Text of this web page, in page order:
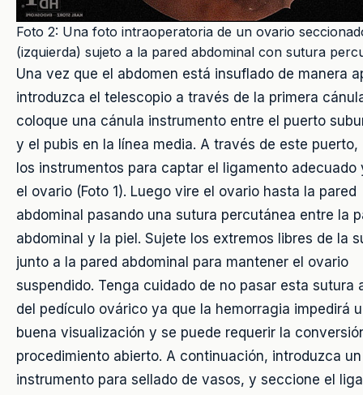
Foto 2: Una foto intraoperatoria de un ovario
(izquierda) sujeto a la pared abdominal con sutura
Una vez que el abdomen está insuflado de manera
introduzca el telescopio a través de la primera
coloque una cánula instrumento entre el puerto
y el pubis en la línea media. A través de este puerto,
los instrumentos para captar el ligamento adecuado
el ovario (Foto 1). Luego vire el ovario hasta la pared
abdominal pasando una sutura percutánea entre la
abdominal y la piel. Sujete los extremos libres de la
junto a la pared abdominal para mantener el ovario
suspendido. Tenga cuidado de no pasar esta sutura
del pedículo ovárico ya que la hemorragia impedirá
buena visualización y se puede requerir la
procedimiento abierto. A continuación, introduzca un
instrumento para sellado de vasos, y seccione el